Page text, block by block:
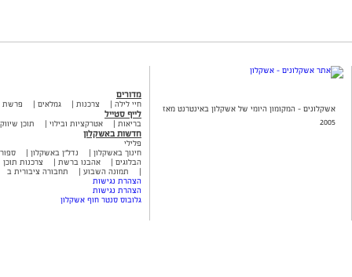
אשקלונים - המקומון היומי של אשקלון באינטרנט מאז
2005
מדורים
חיי לילה צרכנות גמלאים פרשת
לייף סטייל
בריאות אטרקציות ובילוי תוכן
חדשות באשקלון
פלילי
חינוך באשקלון
נדל"ן באשקלון
הבלוגים
אהבנו ברשת
צרכנות תוכן
תמונה השבוע
תחבורה ציבורית ב
הצהרת נגישות
הצהרת נגישות
גלובוס סנטר חוף אשקלון